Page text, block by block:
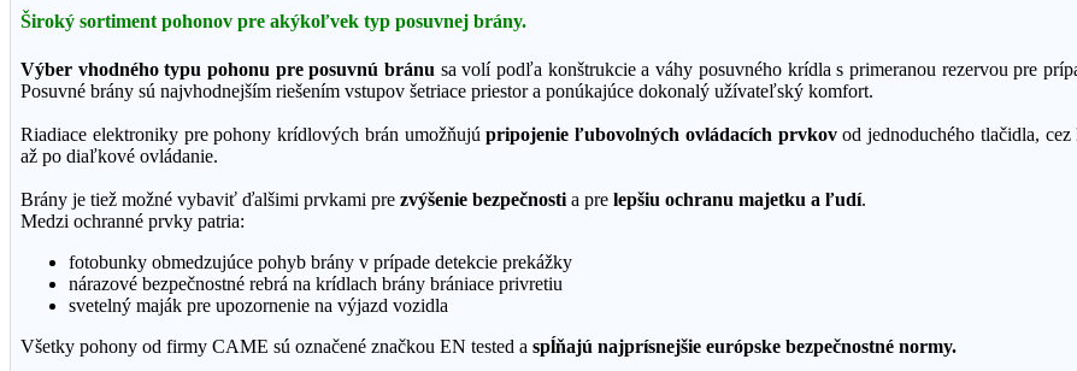
Široký sortiment pohonov pre akýkoľvek typ posuvnej brány.
Výber vhodného typu pohonu pre posuvnú bránu sa volí podľa konštrukcie a váhy posuvného krídla s primeranou rezervou pre
Posuvné brány sú najvhodnejším riešením vstupov šetriace priestor a ponúkajúce dokonalý užívateľský komfort.
Riadiace elektroniky pre pohony krídlových brán umožňujúpripojenie ľubovolných ovládacích prvkovod jednoduchého tlačidla,
až po diaľkové ovládanie.
Brány je tiež možné vybaviť ďalšimi prvkami pre zvýšenie bezpečnosti a pre lepšiu ochranu majetku a ľudí.
Medzi ochranné prvky patria:
fotobunky obmedzujúce pohyb brány v prípade detekcie prekážky
nárazové bezpečnostné rebrá na krídlach brány brániace privretiu
svetelný maják pre upozornenie na výjazd vozidla
Všetky pohony od firmy CAME sú označené značkou EN tested a spĺňajú najprísnejšie európske bezpečnostné normy.